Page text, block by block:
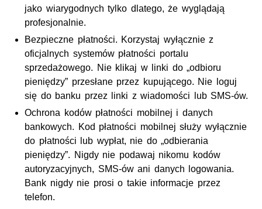
jako wiarygodnych tylko dlatego, że wyglądają
profesjonalnie.
Bezpieczne płatności. Korzystaj wyłącznie z
oficjalnych systemów płatności portalu
sprzedażowego. Nie klikaj w linki do „odbioru
pieniędzy” przesłane przez kupującego. Nie loguj
się do banku przez linki z wiadomości lub SMS-ów.
Ochrona kodów płatności mobilnej i danych
bankowych. Kod płatności mobilnej służy wyłącznie
do płatności lub wypłat, nie do „odbierania
pieniędzy”. Nigdy nie podawaj nikomu kodów
autoryzacyjnych, SMS-ów ani danych logowania.
Bank nigdy nie prosi o takie informacje przez
telefon.